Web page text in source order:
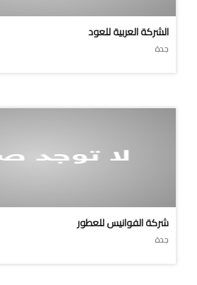
الشركة العربية للعود
جدة
شركة الفوانيس للعطور
جدة